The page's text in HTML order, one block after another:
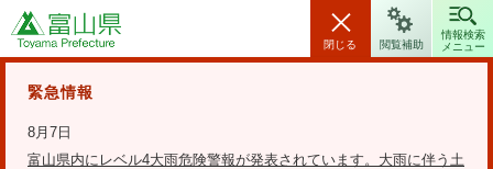
富山県
閉じる 閲覧補助
情報検索
メニュー
緊急情報
8月7日
富山県内にレベル4大雨危険警報が発表されています。大雨に伴う土